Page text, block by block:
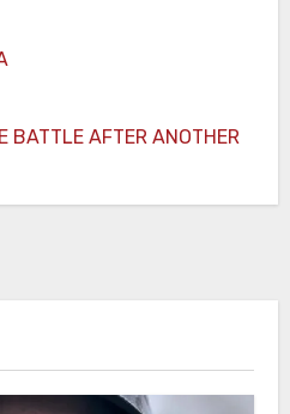
BATTLE AFTER ANOTHER